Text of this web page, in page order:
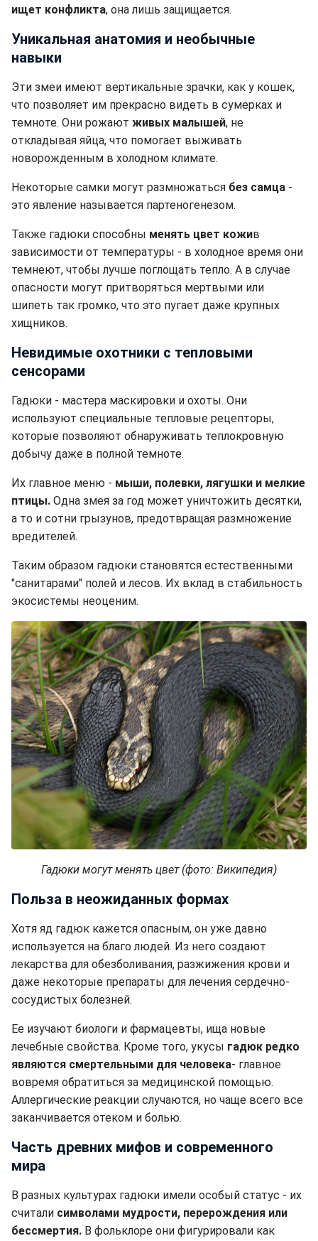
ищет конфликта, она лишь защищается.
Уникальная анатомия и необычные
навыки
Эти змеи имеют вертикальные зрачки, как у кошек,
что позволяет им прекрасно видеть в сумерках и
темноте. Они рожают живых малышей, не
откладывая яйца, что помогает выживать
новорожденным в холодном климате.
Некоторые самки могут размножаться без самца -
это явление называется партеногенезом.
Также гадюки способны менять цвет кожив
зависимости от температуры - в холодное время они
темнеют, чтобы лучше поглощать тепло. А в случае
опасности могут притворяться мертвыми или
шипеть так громко, что это пугает даже крупных
хищников.
Невидимые охотники с тепловыми
сенсорами
Гадюки - мастера маскировки и охоты. Они
используют специальные тепловые рецепторы,
которые позволяют обнаруживать теплокровную
добычу даже в полной темноте.
Их главное меню - мыши, полевки, лягушки и мелкие
птицы. Одна змея за год может уничтожить десятки,
а то и сотни грызунов, предотвращая размножение
вредителей.
Таким образом гадюки становятся естественными
"санитарами" полей и лесов. Их вклад в стабильность
экосистемы неоценим.
Гадюки могут менять цвет (фото: Википедия)
Польза в неожиданных формах
Хотя яд гадюк кажется опасным, он уже давно
используется на благо людей. Из него создают
лекарства для обезболивания, разжижения крови и
даже некоторые препараты для лечения сердечно-
сосудистых болезней.
Ее изучают биологи и фармацевты, ища новые
лечебные свойства. Кроме того, укусы гадюк редко
являются смертельными для человека- главное
вовремя обратиться за медицинской помощью.
Аллергические реакции случаются, но чаще всего все
заканчивается отеком и болью.
Часть древних мифов и современного
мира
В разных культурах гадюки имели особый статус - их
считали символами мудрости, перерождения или
бессмертия. В фольклоре они фигурировали как